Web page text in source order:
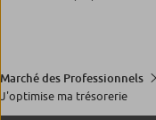
Marché des Professionnels
J'optimise ma trésorerie